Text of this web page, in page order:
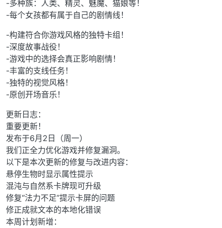
-多种族：人类、精灵、魅魔、猫娘等！
-每个女孩都有属于自己的剧情线！
-构建符合你游戏风格的独特卡组！
-深度故事战役！
-游戏中的选择会真正影响剧情！
-丰富的支线任务！
-独特的视觉风格！
-原创开场音乐！
更新日志：
重要更新！
发布于6月2日（周一）
我们正全力优化游戏并修复漏洞。
以下是本次更新的修复与改进内容：
悬停生物时显示属性提示
混沌与自然系卡牌现可升级
修复“法力不足”提示卡屏的问题
修正成就文本的本地化错误
本周计划新增：